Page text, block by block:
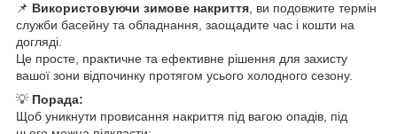
📌 Використовуючи зимове накриття, ви подовжите термін
служби басейну та обладнання, заощадите час і кошти на
догляді.
Це просте, практичне та ефективне рішення для захисту
вашої зони відпочинку протягом усього холодного сезону.
💡 Порада:
Щоб уникнути провисання накриття під вагою опадів, під